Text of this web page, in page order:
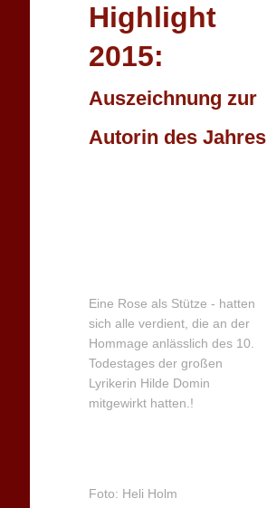
Highlight
2015:
Auszeichnung zur
Autorin des Jahres
Eine Rose als Stütze - hatten
sich alle verdient, die an der
Hommage anlässlich des 10.
Todestages der großen
Lyrikerin Hilde Domin
mitgewirkt hatten.!
Foto: Heli Holm